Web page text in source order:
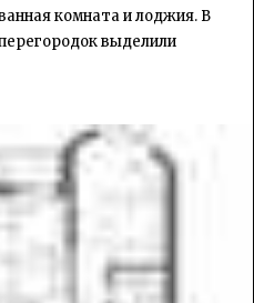
комната и лоджия. В
выделили